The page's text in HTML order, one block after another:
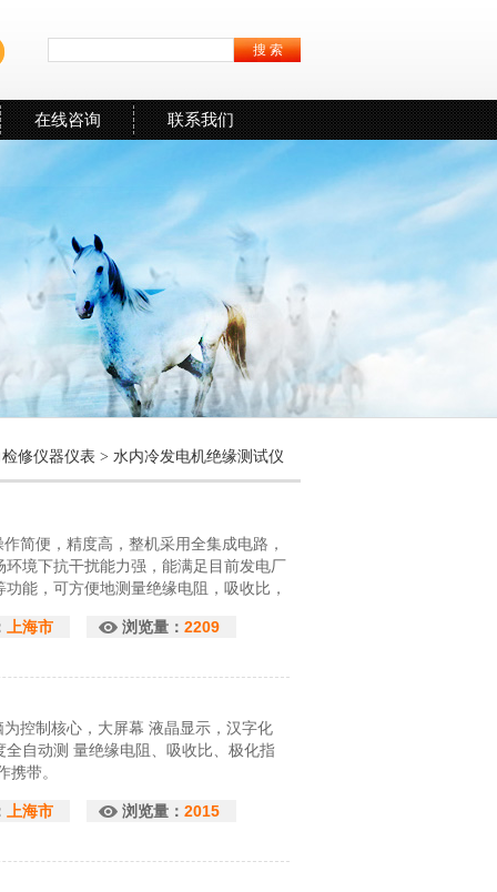
在线咨询 联系我们
修仪器仪表 > 水内冷发电机绝缘测试仪
简便，精度高，整机采用全集成电路，
境下抗干扰能力强，能满足目前发电厂
能，可方便地测量绝缘电阻，吸收比，
上海市 浏览量： 2209
控制核心，大屏幕 液晶显示，汉字化
自动测 量绝缘电阻、吸收比、极化指
带。
上海市 浏览量： 2015